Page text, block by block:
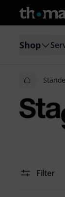
Shop
Filter